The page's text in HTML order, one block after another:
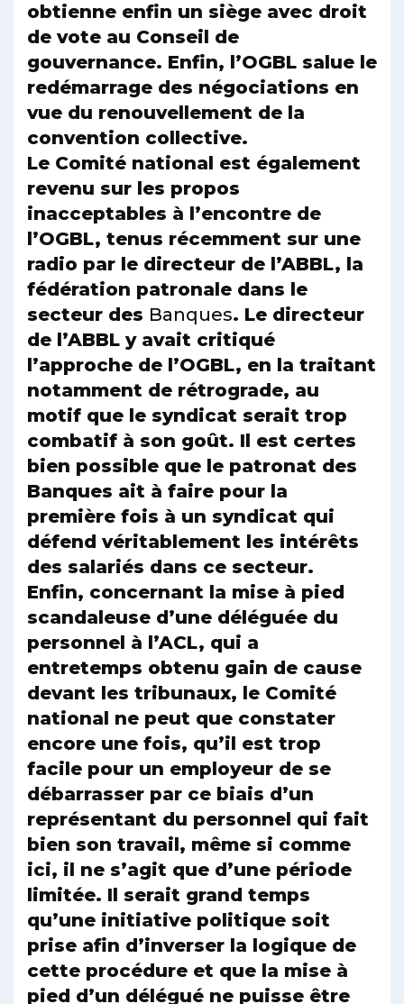
obtienne enfin un siège avec droit
de vote au Conseil de
gouvernance. Enfin, l’OGBL salue le
redémarrage des négociations en
vue du renouvellement de la
convention collective.
Le Comité national est également
revenu sur les propos
inacceptables à l’encontre de
l’OGBL, tenus récemment sur une
radio par le directeur de l’ABBL, la
fédération patronale dans le
secteur des Banques. Le directeur
de l’ABBL y avait critiqué
l’approche de l’OGBL, en la traitant
notamment de rétrograde, au
motif que le syndicat serait trop
combatif à son goût. Il est certes
bien possible que le patronat des
Banques ait à faire pour la
première fois à un syndicat qui
défend véritablement les intérêts
des salariés dans ce secteur.
Enfin, concernant la mise à pied
scandaleuse d’une déléguée du
personnel à l’ACL, qui a
entretemps obtenu gain de cause
devant les tribunaux, le Comité
national ne peut que constater
encore une fois, qu’il est trop
facile pour un employeur de se
débarrasser par ce biais d’un
représentant du personnel qui fait
bien son travail, même si comme
ici, il ne s’agit que d’une période
limitée. Il serait grand temps
qu’une initiative politique soit
prise afin d’inverser la logique de
cette procédure et que la mise à
pied d’un délégué ne puisse être